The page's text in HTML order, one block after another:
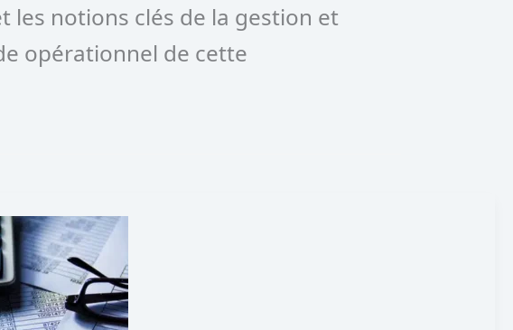
notions clés de la gestion et
opérationnel de cette